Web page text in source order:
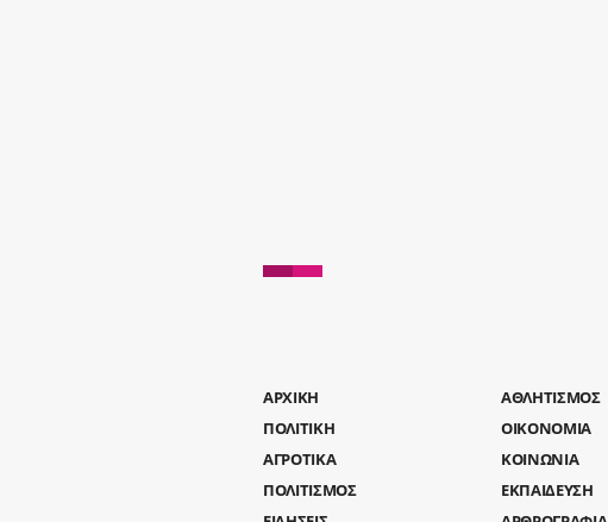
AΡΧΙΚΗ
ΑΘΛΗΤΙΣΜΟΣ
ΠΟΛΙΤΙΚΗ
ΟΙΚΟΝΟΜΙΑ
ΑΓΡΟΤΙΚΑ
ΚΟΙΝΩΝΙΑ
ΠΟΛΙΤΙΣΜΟΣ
ΕΚΠΑΙΔΕΥΣΗ